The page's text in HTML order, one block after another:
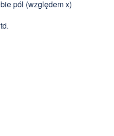
pól (względem x)